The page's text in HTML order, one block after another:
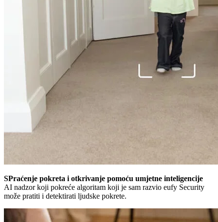
SPraćenje pokreta i otkrivanje pomoću umjetne inteligencije
AI nadzor koji pokreće algoritam koji je sam razvio eufy Security
može pratiti i detektirati ljudske pokrete.